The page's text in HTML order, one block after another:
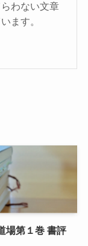
わない文章
ます。
場第１巻 書評